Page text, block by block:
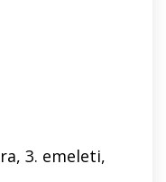
3. emeleti,